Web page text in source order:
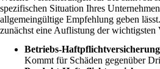
spezifischen Situation Ihres
allgemeingültige Empfehlung geben
zunächst eine Auflistung der wichtigsten
Betriebs-Haftpflichtversicherung
Kommt für Schäden gegenüber